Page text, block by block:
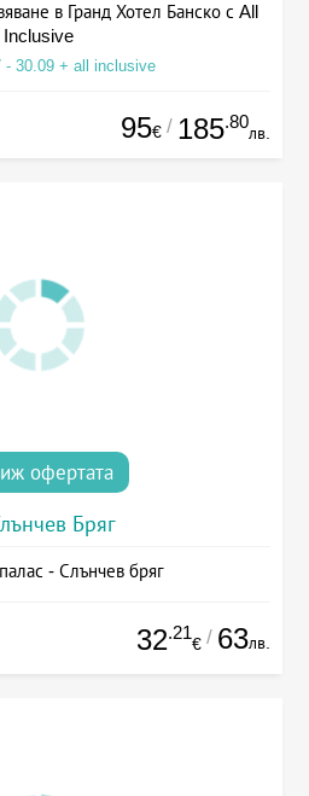
в Гранд Хотел Банско с All
Inclusive
- 30.09 + all inclusive
95€ / 185.80
лв.
офертата
Бряг
- Слънчев бряг
32.21
€ / 63лв.